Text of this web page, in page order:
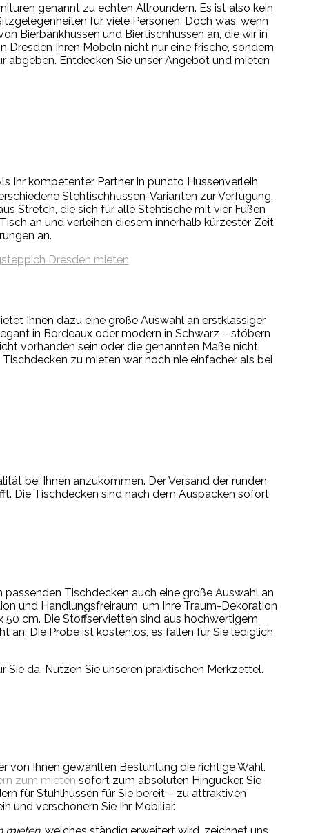
genannt zu echten Allroundern. Es ist also kein
für viele Personen. Doch was, wenn
Bierbankhussen und Biertischhussen an, die wir in
Dresden Ihren Möbeln nicht nur eine frische, sondern
abgeben. Entdecken Sie unser Angebot und mieten
Ihr kompetenter Partner in puncto Hussenverleih
Stehtischhussen-Varianten zur Verfügung.
Stretch, die sich für alle Stehtische mit vier Füßen
an und verleihen diesem innerhalb kürzester Zeit
an.
Ihnen dazu eine große Auswahl an erstklassiger
in Bordeaux oder modern in Schwarz – stöbern
vorhanden sein oder die genannten Maße nicht
zu mieten war noch nie einfacher als bei
bei Ihnen anzukommen. Der Versand der runden
Die Tischdecken sind nach dem Auspacken sofort
passenden Tischdecken auch eine große Auswahl an
und Handlungsfreiraum, um Ihre Traum-Dekoration
cm. Die Stoffservietten sind aus hochwertigem
an. Die Probe ist kostenlos, es fallen für Sie lediglich
Sie da. Nutzen Sie unseren praktischen Merkzettel.
von Ihnen gewählten Bestuhlung die richtige Wahl.
zum mieten sofort zum absoluten Hingucker. Sie
für Stuhlhussen für Sie bereit – zu attraktiven
und verschönern Sie Ihr Mobiliar.